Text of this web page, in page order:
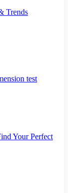
Trends
test
Your Perfect